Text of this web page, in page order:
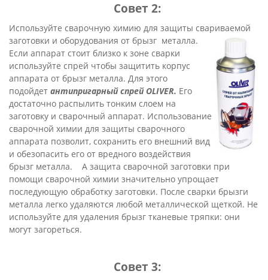
Совет 2:
Используйте сварочную химию для защиты свариваемой
заготовки и оборудования от брызг металла.
Если аппарат стоит близко к зоне сварки
используйте спрей чтобы защитить корпус
аппарата от брызг металла. Для этого
подойдет антипригарный спрей OLIVER. Его
достаточно распылить тонким слоем на
заготовку и сварочный аппарат. Использование
сварочной химии для защиты сварочного
аппарата позволит, сохранить его внешний вид
и обезопасить его от вредного воздействия
брызг металла. А защита сварочной заготовки при
помощи сварочной химии значительно упрощает
последующую обработку заготовки. После сварки брызги
металла легко удаляются любой металлической щеткой. Не
используйте для удаления брызг тканевые тряпки: они
могут загореться.
Совет 3: